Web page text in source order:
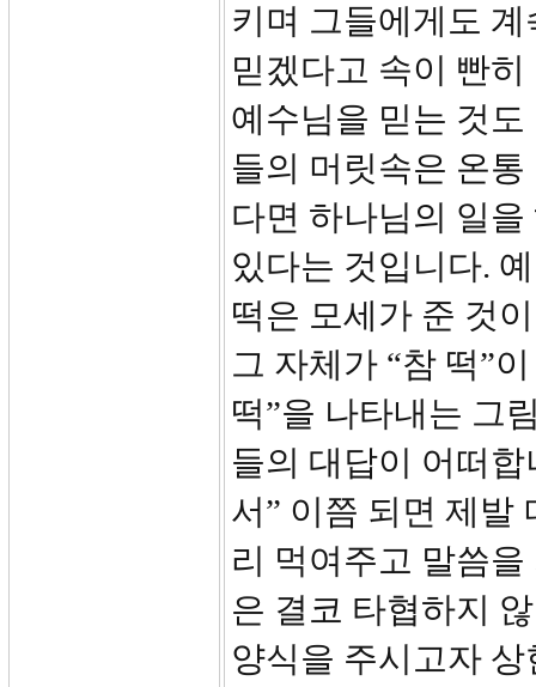
키며 그들에게도
믿겠다고 속이 빤
예수님을 믿는 것
들의 머릿속은 온
다면 하나님의 일
있다는 것입니다.
떡은 모세가 준 것
그 자체가 “참 떡”
떡”을 나타내는 그
들의 대답이 어떠
서” 이쯤 되면 제발
리 먹여주고 말씀
은 결코 타협하지
양식을 주시고자